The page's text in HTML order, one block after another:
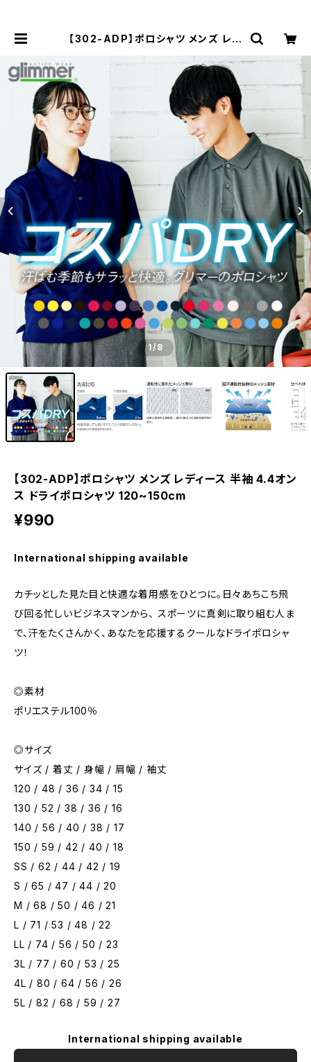
【302-ADP】ポロシャツ メンズ レデ
ャツ 120~150cm | Tシャツ通販 mi
1/8
【302-ADP】ポロシャツ メンズ レディース 半袖 4.4オン
ス ドライポロシャツ 120~150cm
¥990
International shipping available
カチッとした見た目と快適な着用感をひとつに。日々あちこち飛
び回る忙しいビジネスマンから、 スポーツに真剣に取り組む人ま
で、汗をたくさんかく、あなたを応援するクールなドライポロシャ
ツ！
◎素材
ポリエステル100％
◎サイズ
サイズ / 着丈 / 身幅 / 肩幅 / 袖丈
120 / 48 / 36 / 34 / 15
130 / 52 / 38 / 36 / 16
140 / 56 / 40 / 38 / 17
150 / 59 / 42 / 40 / 18
SS / 62 / 44 / 42 / 19
S / 65 / 47 / 44 / 20
M / 68 / 50 / 46 / 21
L / 71 / 53 / 48 / 22
LL / 74 / 56 / 50 / 23
3L / 77 / 60 / 53 / 25
4L / 80 / 64 / 56 / 26
5L / 82 / 68 / 59 / 27
International shipping available